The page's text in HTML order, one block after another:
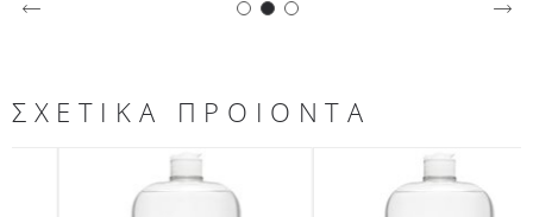
ΣΧΕΤΙΚΑ ΠΡΟΙΟΝΤΑ